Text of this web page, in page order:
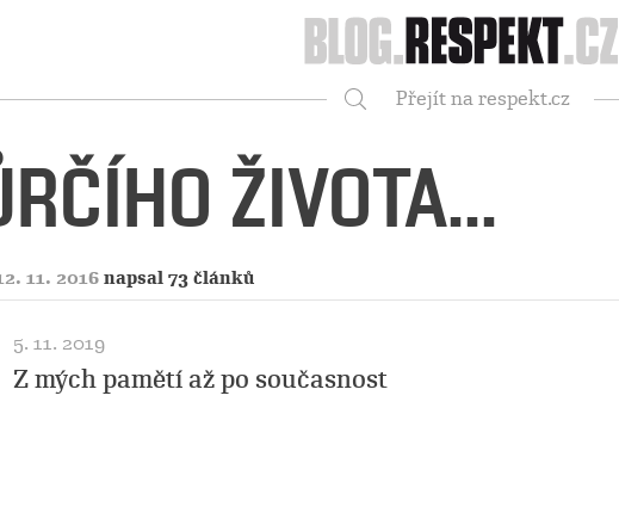
Respekt
Přejít na respekt.cz
ŽIVOTA...
11. 2016 napsal 73 článků
5. 11. 2019
Z mých pamětí až po současnost